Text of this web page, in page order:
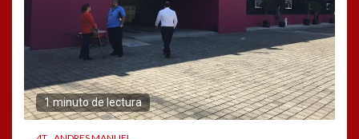
1 minuto de lectura